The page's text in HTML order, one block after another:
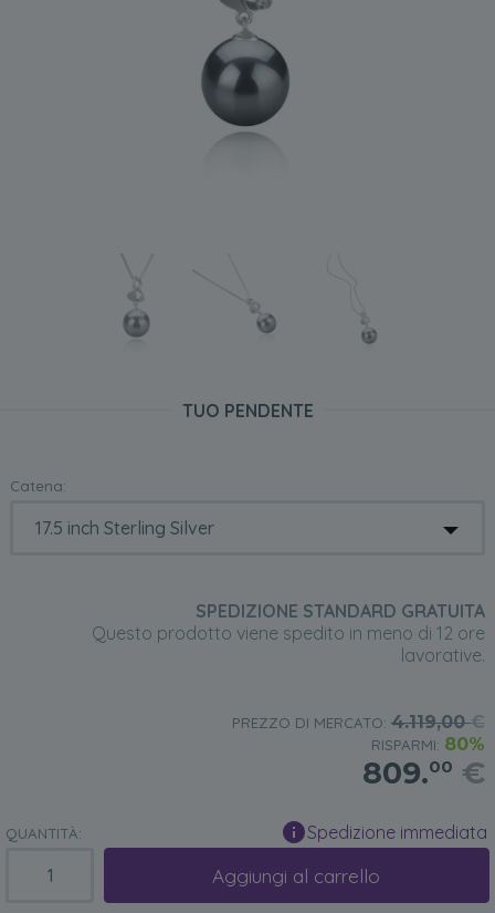
TUO PENDENTE
Catena:
SPEDIZIONE STANDARD GRATUITA
Questo prodotto viene spedito in meno di 12 ore
lavorative.
PREZZO DI MERCATO: 4.119,00€
RISPARMI: 80%
809.00 €
QUANTITÀ: Spedizione immediata
Aggiungi al carrello